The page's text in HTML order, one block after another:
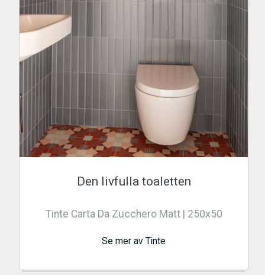
Den livfulla toaletten
Tinte Carta Da Zucchero Matt | 250x50
Se mer av Tinte